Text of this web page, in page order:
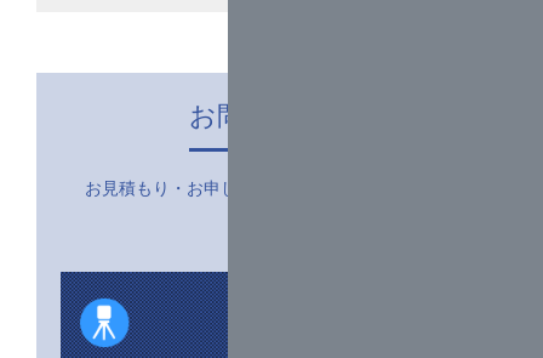
暇とさせていただきます。
休暇期間中にいただいたお問合せにつきまして
は、営業開始日以降に順次回答させていただき
ますのでどうぞよろしくお願いいたします。
お問い合わせ
お見積もり・お申し込みなどお気軽にお問い合わ